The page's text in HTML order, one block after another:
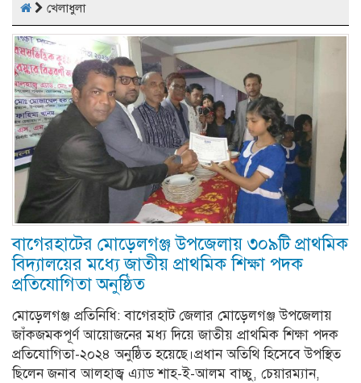
খেলাধুলা
বাগেরহাটের মোড়েলগঞ্জ উপজেলায় ৩০৯টি প্রাথমিক
বিদ্যালয়ের মধ্যে জাতীয় প্রাথমিক শিক্ষা পদক
প্রতিযোগিতা অনুষ্ঠিত
মোড়েলগঞ্জ প্রতিনিধি: বাগেরহাট জেলার মোড়েলগঞ্জ উপজেলায়
জাঁকজমকপূর্ণ আয়োজনের মধ্য দিয়ে জাতীয় প্রাথমিক শিক্ষা পদক
প্রতিযোগিতা-২০২৪ অনুষ্ঠিত হয়েছে।প্রধান অতিথি হিসেবে উপস্থিত
ছিলেন জনাব আলহাজ্ব এ্যাড শাহ-ই-আলম বাচ্চু, চেয়ারম্যান,